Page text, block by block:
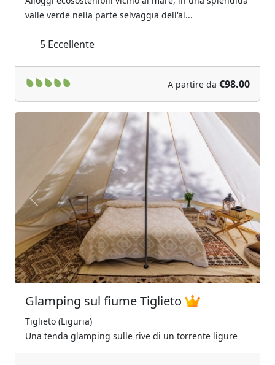
valle verde nella parte selvaggia dell'al...
5 Eccellente
A partire da €98.00
Previous Next
Glamping sul fiume Tiglieto
Tiglieto (Liguria)
Una tenda glamping sulle rive di un torrente ligure